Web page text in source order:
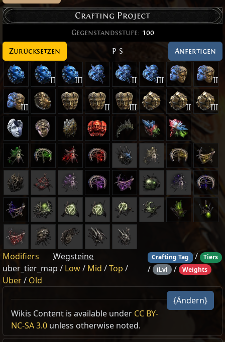
Crafting Project
Gegenstandsstufe: 100
Zurücksetzen P S Anfertigen
II III II III II
III II III II III
Modifiers
Wegsteine
uber_tier_map / Low/ Mid /Top /
Uber/ Old
Crafting Tag / Tiers
/ iLvl / Weights
{Ändern}
Wikis Content is available under CC BY-
NC-SA 3.0 unless otherwise noted.